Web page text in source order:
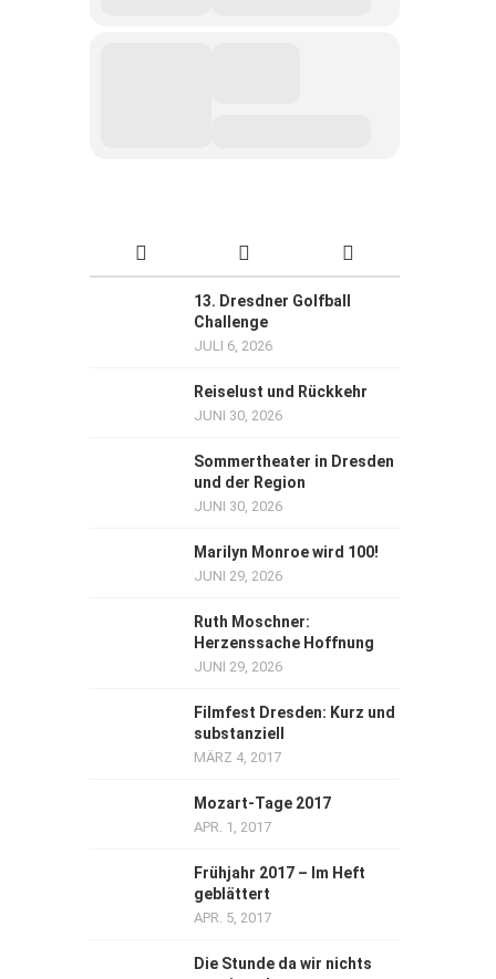
13. Dresdner Golfball
Challenge
JULI 6, 2026
Reiselust und Rückkehr
JUNI 30, 2026
Sommertheater in Dresden
und der Region
JUNI 30, 2026
Marilyn Monroe wird 100!
JUNI 29, 2026
Ruth Moschner:
Herzenssache Hoffnung
JUNI 29, 2026
Filmfest Dresden: Kurz und
substanziell
MÄRZ 4, 2017
Mozart-Tage 2017
APR. 1, 2017
Frühjahr 2017 – Im Heft
geblättert
APR. 5, 2017
Die Stunde da wir nichts